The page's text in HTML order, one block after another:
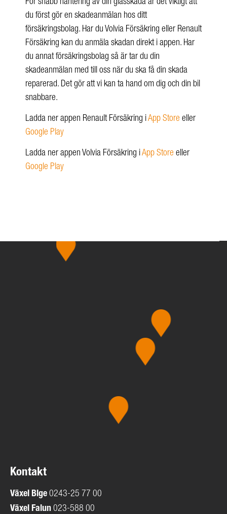
du först gör en skadeanmälan hos ditt
försäkringsbolag. Har du Volvia Försäkring eller Renault
Försäkring kan du anmäla skadan direkt i appen. Har
du annat försäkringsbolag så är tar du din
skadeanmälan med till oss när du ska få din skada
reparerad. Det gör att vi kan ta hand om dig och din bil
snabbare.
Ladda ner appen Renault Försäkring iApp Store eller
Google Play
Ladda ner appen Volvia Försäkring iApp Store eller
Google Play
Kontakt
Växel Blge 0243-25 77 00
Växel Falun 023-588 00